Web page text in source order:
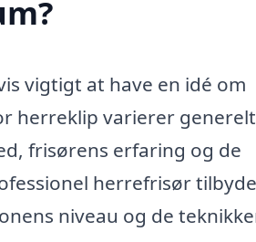
vigtigt at have en idé om
herreklip varierer generelt
frisørens erfaring og de
herrefrisør
niveau og de